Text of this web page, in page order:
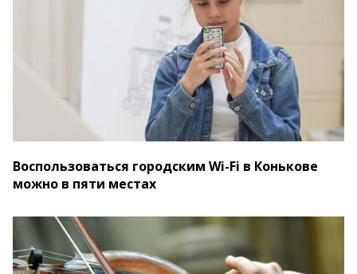
Воспользоваться городским Wi-Fi в Конькове
можно в пяти местах